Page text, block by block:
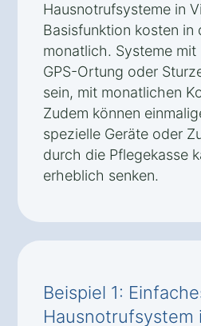
Hausnotrufsysteme in
Basisfunktion kosten
monatlich. Systeme
GPS-Ortung oder
sein, mit monatlichen
Zudem können
spezielle Geräte oder
durch die Pflegekasse
erheblich senken.
Beispiel 1:
Hausnotrufsystem